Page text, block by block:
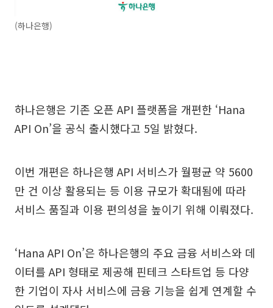
(하나은행)
하나은행은 기존 오픈 API 플랫폼을 개편한 ‘Hana
API On’을 공식 출시했다고 5일 밝혔다.
이번 개편은 하나은행 API 서비스가 월평균 약 5600
만 건 이상 활용되는 등 이용 규모가 확대됨에 따라
서비스 품질과 이용 편의성을 높이기 위해 이뤄졌다.
‘Hana API On’은 하나은행의 주요 금융 서비스와 데
이터를 API 형태로 제공해 핀테크 스타트업 등 다양
한 기업이 자사 서비스에 금융 기능을 쉽게 연계할 수